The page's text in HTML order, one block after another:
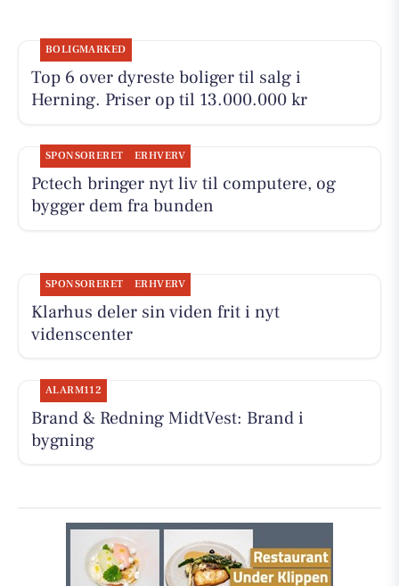
BOLIGMARKED
Top 6 over dyreste boliger til salg i
Herning. Priser op til 13.000.000 kr
SPONSORERET ERHVERV
Pctech bringer nyt liv til computere, og
bygger dem fra bunden
SPONSORERET ERHVERV
Klarhus deler sin viden frit i nyt
videnscenter
ALARM112
Brand & Redning MidtVest: Brand i
bygning